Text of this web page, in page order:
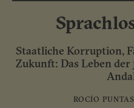
Staatliche Korruption,
Zukunft: Das Leben
ROCÍO